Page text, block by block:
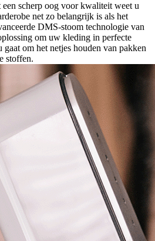
scherp oog voor kwaliteit weet u
net zo belangrijk is als het
DMS-stoom technologie van
om uw kleding in perfecte
om het netjes houden van pakken
stoffen.